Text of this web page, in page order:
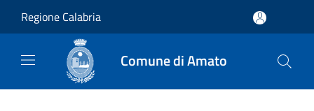
Regione Calabria
Comune di Amato